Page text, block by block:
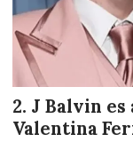
J Balvin es
Valentina